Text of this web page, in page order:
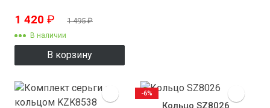
1 420 ₽ 1 495₽
В наличии
В корзину
-6%